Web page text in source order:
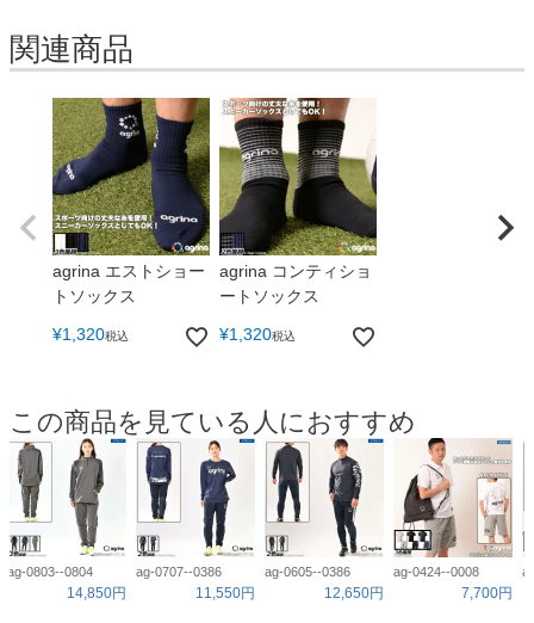
関連商品
agrina エストショー
トソックス
¥1,320税込
agrina コンティショ
ートソックス
¥1,320税込
この商品を見ている人におすすめ
ag-0803--0804
14,850円
ag-0707--0386
11,550円
ag-0605--0386
12,650円
ag-0424--0008
7,700円